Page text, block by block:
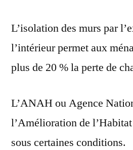
L’isolation des murs par
l’intérieur permet aux
plus de 20 % la perte de
L’ANAH ou Agence
l’Amélioration de
sous certaines conditions.